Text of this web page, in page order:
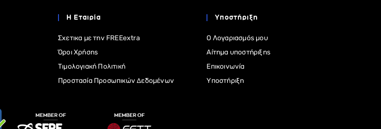
Η Εταιρία
Σχετικα με την FREEextra
Όροι Χρήσης
Τιμολογιακή Πολιτική
Προστασία Προσωπικών Δεδομένων
Υποστήριξη
Ο Λογαριασμός μου
Αίτημα υποστήριξης
Επικοινωνία
Υποστήριξη